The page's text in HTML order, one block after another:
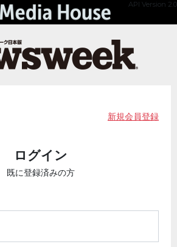
API Version 2.0
新規会員登録
ログイン
既に登録済みの方